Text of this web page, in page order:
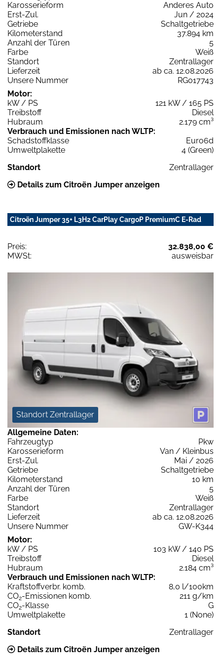
Karosserieform
Anderes Auto
Erst-Zul.
Jun / 2024
Getriebe
Schaltgetriebe
Kilometerstand
37.894 km
Anzahl der Türen
5
Farbe
Weiß
Standort
Zentrallager
Lieferzeit
ab ca. 12.08.2026
Unsere Nummer
RG017743
Motor:
kW / PS
121 kW / 165 PS
Treibstoff
Diesel
Hubraum
2.179 cm³
Verbrauch und Emissionen nach WLTP:
Schadstoffklasse
Euro6d
Umweltplakette
4 (Green)
Standort
Zentrallager
Details zum Citroën Jumper anzeigen
Citroën Jumper 35+ L3H2 CarPlay CargoP PremiumC E-Rad
Preis:
32.838,00 €
MWSt:
ausweisbar
Standort Zentrallager
Allgemeine Daten:
Fahrzeugtyp
Pkw
Karosserieform
Van / Kleinbus
Erst-Zul.
Mai / 2026
Getriebe
Schaltgetriebe
Kilometerstand
10 km
Anzahl der Türen
5
Farbe
Weiß
Standort
Zentrallager
Lieferzeit
ab ca. 12.08.2026
Unsere Nummer
GW-K344
Motor:
kW / PS
103 kW / 140 PS
Treibstoff
Diesel
Hubraum
2.184 cm³
Verbrauch und Emissionen nach WLTP:
Kraftstoffverbr. komb.
8,0 l/100km
CO2-Emissionen komb.
211 g/km
CO2-Klasse
G
Umweltplakette
1 (None)
Standort
Zentrallager
Details zum Citroën Jumper anzeigen